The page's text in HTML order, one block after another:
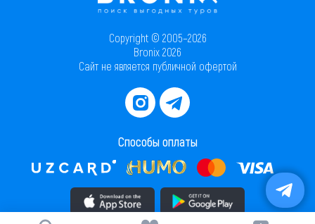
Copyright © 2005–2026
Bronix 2026
Сайт не является публичной офертой
Способы оплаты
Скачать приложение в AppStore Скачать приложение в PlayMarket